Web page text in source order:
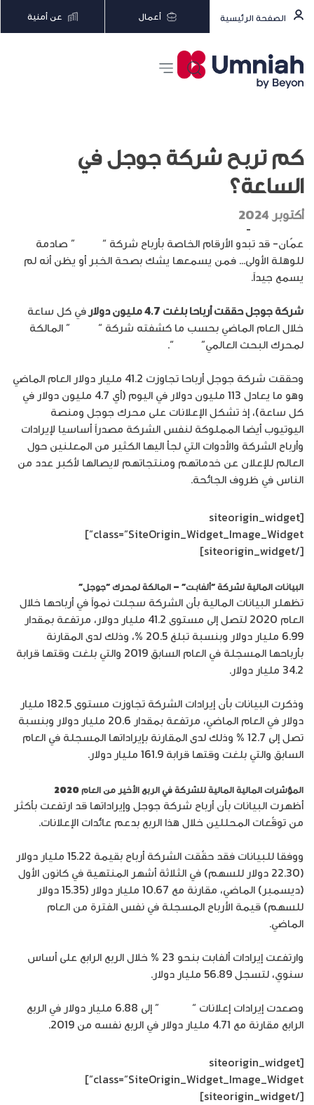
الصفحة الرئيسية أعمال عن أمنية
كم تربح شركة جوجل في
الساعة؟
أكتوبر 2024
–
عمّان- قد تبدو الأرقام الخاصة بأرباح شركة “
” صادمة
للوهلة الأولى… فمن يسمعها يشك بصحة الخبر أو يظن أنه لم
يسمع جيداً.
شركة جوجل حققت أرباحا بلغت 4.7 مليون دولار
في كل ساعة
خلال العام الماضي بحسب ما كشفته شركة “
” المالكة
لمحرك البحث العالمي”
“.
وحققت شركة جوجل أرباحا تجاوزت 41.2 مليار دولار العام الماضي
وهو ما يعادل 113 مليون دولار في اليوم (أي 4.7 مليون دولار في
كل ساعة)، إذ تشكل الإعلانات على محرك جوجل ومنصة
اليوتيوب أيضا المملوكة لنفس الشركة مصدراً أساسيا لإيرادات
وأرباح الشركة والأدوات التي لجأ اليها الكثير من المعلنين حول
العالم للإعلان عن خدماتهم ومنتجاتهم لايصالها لأكبر عدد من
الناس في ظروف الجائحة.
[siteorigin_widget
class=”SiteOrigin_Widget_Image_Widget”]
[/siteorigin_widget]
البيانات المالية لشركة “ألفابت” – المالكة لمحرك “جوجل”
تظهلر البيانات المالية بأن الشركة سجلت نمواً في أرباحها خلال
العام 2020 لتصل إلى مستوى 41.2 مليار دولار، مرتفعة بمقدار
6.99 مليار دولار وبنسبة تبلغ 20.5 %، وذلك لدى المقارنة
بأرباحها المسجلة في العام السابق 2019 والتي بلغت وقتها قرابة
34.2 مليار دولار.
وذكرت البيانات بأن إيرادات الشركة تجاوزت مستوى 182.5 مليار
دولار في العام الماضي، مرتفعة بمقدار 20.6 مليار دولار وبنسبة
تصل إلى 12.7 % وذلك لدى المقارنة بإيراداتها المسجلة في العام
السابق والتي بلغت وقتها قرابة 161.9 مليار دولار.
المؤشرات المالية المالية للشركة في الربع الأخير من العام 2020
أظهرت البيانات بأن أرباح شركة جوجل وإيراداتها قد ارتفعت بأكثر
من توقّعات المحللين خلال هذا الربع بدعم عائدات الإعلانات.
ووفقا للبيانات فقد حقّقت الشركة أرباح بقيمة 15.22 مليار دولار
(22.30 دولار للسهم) في الثلاثة أشهر المنتهية في كانون الأول
(ديسمبر) الماضي، مقارنة مع 10.67 مليار دولار (15.35 دولار
للسهم) قيمة الأرباح المسجلة في نفس الفترة من العام
الماضي.
وارتفعت إيرادات ألفابت بنحو 23 % خلال الربع الرابع على أساس
سنوي، لتسجل 56.89 مليار دولار.
وصعدت إيرادات إعلانات “
” إلى 6.88 مليار دولار في الربع
الرابع مقارنة مع 4.71 مليار دولار في الربع نفسه من 2019.
[siteorigin_widget
class=”SiteOrigin_Widget_Image_Widget”]
[/siteorigin_widget]